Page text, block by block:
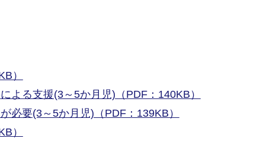
）
よる支援(3～5か月児)（PDF：140KB）
必要(3～5か月児)（PDF：139KB）
）